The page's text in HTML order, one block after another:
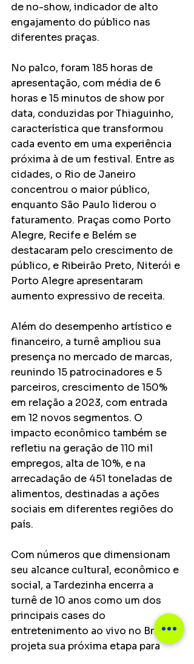
de no-show, indicador de alto
engajamento do público nas
diferentes praças.
No palco, foram 185 horas de
apresentação, com média de 6
horas e 15 minutos de show por
data, conduzidas por Thiaguinho,
característica que transformou
cada evento em uma experiência
próxima à de um festival. Entre as
cidades, o Rio de Janeiro
concentrou o maior público,
enquanto São Paulo liderou o
faturamento. Praças como Porto
Alegre, Recife e Belém se
destacaram pelo crescimento de
público, e Ribeirão Preto, Niterói e
Porto Alegre apresentaram
aumento expressivo de receita.
Além do desempenho artístico e
financeiro, a turnê ampliou sua
presença no mercado de marcas,
reunindo 15 patrocinadores e 5
parceiros, crescimento de 150%
em relação a 2023, com entrada
em 12 novos segmentos. O
impacto econômico também se
refletiu na geração de 110 mil
empregos, alta de 10%, e na
arrecadação de 451 toneladas de
alimentos, destinadas a ações
sociais em diferentes regiões do
país.
Com números que dimensionam
seu alcance cultural, econômico e
social, a Tardezinha encerra a
turnê de 10 anos como um dos
principais cases do
entretenimento ao vivo no Brasil e
projeta sua próxima etapa para